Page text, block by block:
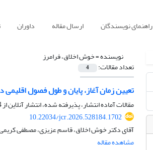
راهنمای نویسندگان ارسال مقاله داوران
نویسنده =خوش اخلاق، فرامرز
تعداد مقالات: 4
تعیین زمان آغاز، پایان و طول فصول
مقالات آماده انتشار، پذیرفته شده، انتشار آنلاین از
10.22034/jcr.2026.528184.1702
آقای دکتر خوش اخلاق، قاسم عزیزی، مصطفی
مشاهده مقاله